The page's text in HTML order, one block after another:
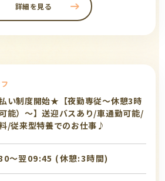
詳細を見る
い制度開始★【夜勤専従～休憩3時
能）～】送迎バスあり/車通勤可能/
/従来型特養でのお仕事♪
〜翌09:45 (休憩:3時間)